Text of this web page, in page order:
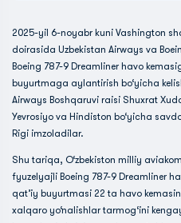
2025-yil 6-noyabr kuni Vashington
doirasida Uzbekistan Airways va
Boeing 787-9 Dreamliner havo
buyurtmaga aylantirish bo‘yicha
Airways Boshqaruvi raisi Shuxrat
Yevrosiyo va Hindiston bo‘yicha
Rigi imzoladilar.
Shu tariqa, O‘zbekiston milliy
fyuzelyajli Boeing 787-9 Dreamliner
qat’iy buyurtmasi 22 ta havo
xalqaro yo‘nalishlar tarmog‘ini